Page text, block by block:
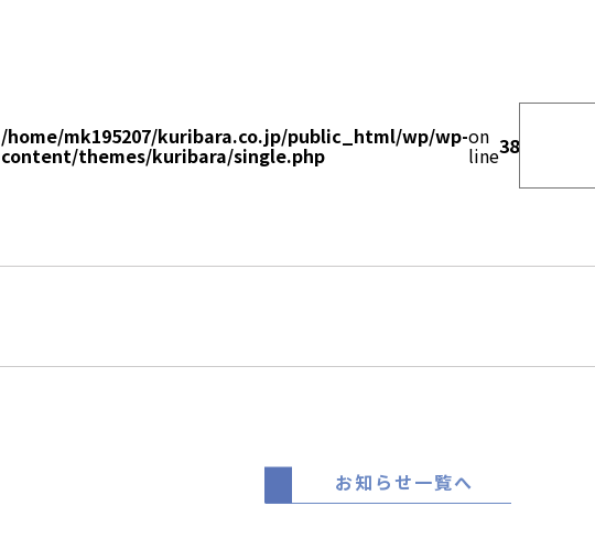
/home/mk195207/kuribara.co.jp/public_html/wp/wp-
content/themes/kuribara/single.php
on
line38
お知らせ一覧へ